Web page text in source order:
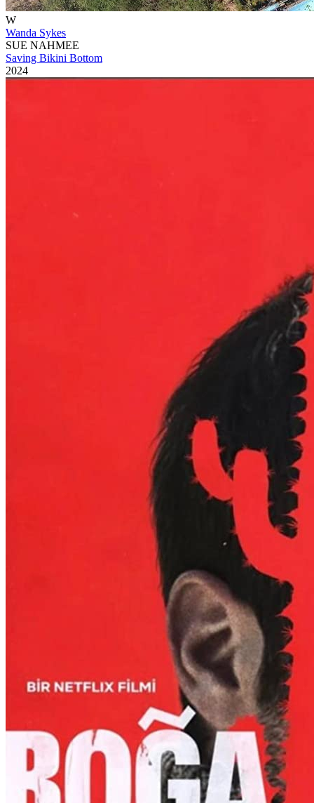
W
Wanda Sykes
SUE NAHMEE
Saving Bikini Bottom
2024